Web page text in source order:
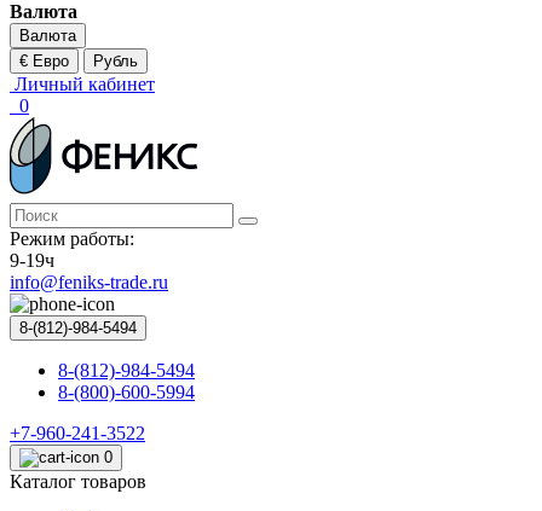
Валюта
Валюта
€ Евро
Рубль
Личный кабинет
0
Режим работы:
9-19ч
info@feniks-trade.ru
8-(812)-984-5494
8-(812)-984-5494
8-(800)-600-5994
+7-960-241-3522
0
Каталог товаров